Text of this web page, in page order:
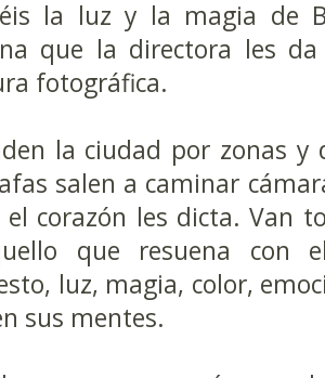
la luz y la magia de
que la directora les
fotográfica.
la ciudad por zonas y
salen a caminar
el corazón les dicta. Van
que resuena con
luz, magia, color,
sus mentes.